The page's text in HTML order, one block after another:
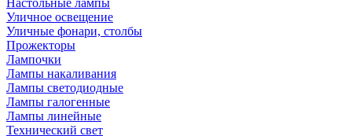
Настольные лампы
Уличное освещение
Уличные фонари, столбы
Прожекторы
Лампочки
Лампы накаливания
Лампы светодиодные
Лампы галогенные
Лампы линейные
Технический свет